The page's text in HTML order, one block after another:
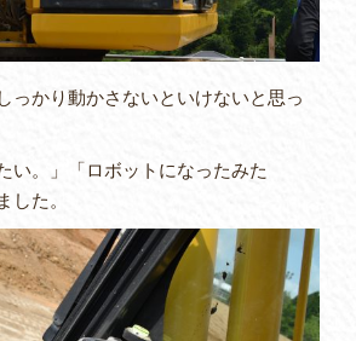
っかり動かさないといけないと思っ
い。」「ロボットになったみた
した。